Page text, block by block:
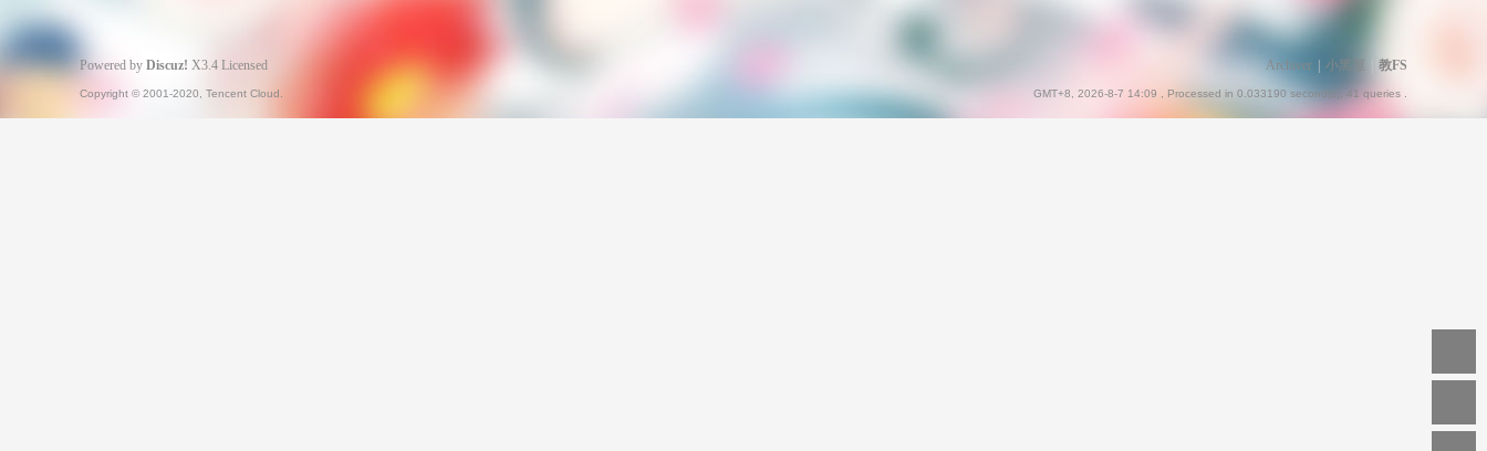
Archiver 小黑屋 教FS
GMT+8, 2026-8-7 14:09 , Processed in 0.033190 second(s), 41 queries .
Powered by Discuz! X3.4 Licensed
Copyright © 2001-2020, Tencent Cloud.